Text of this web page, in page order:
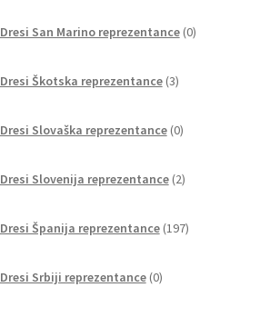
Dresi San Marino reprezentance 0izdelkov
Dresi Škotska reprezentance 3izdelki
Dresi Slovaška reprezentance 0izdelkov
Dresi Slovenija reprezentance 2izdelka
Dresi Španija reprezentance 197izdelkov
Dresi Srbiji reprezentance 0izdelkov